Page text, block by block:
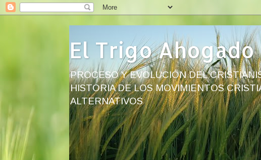
El Trigo Ahogado
PROCESO Y EVOLUCIÓN DEL
HISTORIA DE LOS MOVIMIENTOS
ALTERNATIVOS